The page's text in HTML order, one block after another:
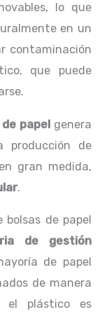
lo que
en un
contaminación
que puede
papelgenera
producción de
gran medida,
.
de papel
de gestión
de papel
de manera
el plástico es